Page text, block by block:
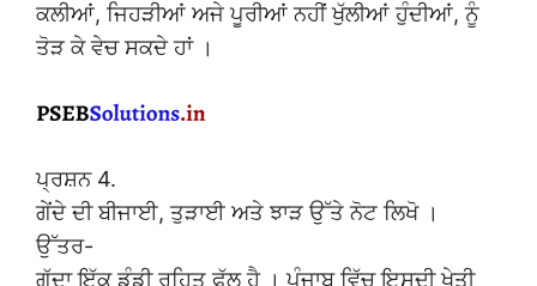
ਕਲੀਆਂ, ਜਿਹੜੀਆਂ ਅਜੇ ਪੂਰੀਆਂ ਨਹੀਂ ਖੁੱਲੀਆਂ ਹੁੰਦੀਆਂ, ਨੂੰ
ਤੋੜ ਕੇ ਵੇਚ ਸਕਦੇ ਹਾਂ ।
ਪ੍ਰਸ਼ਨ 4.
ਗੇਂਦੇ ਦੀ ਬੀਜਾਈ, ਤੁੜਾਈ ਅਤੇ ਝਾੜ ਉੱਤੇ ਨੋਟ ਲਿਖੋ ।
ਉੱਤਰ-
ਗੱਦਾ ਇੱਕ ਡੰਡੀ ਰਹਿਤ ਫੁੱਲ ਹੈ । ਪੰਜਾਬ ਵਿੱਚ ਇਸਦੀ ਖੇਤੀ